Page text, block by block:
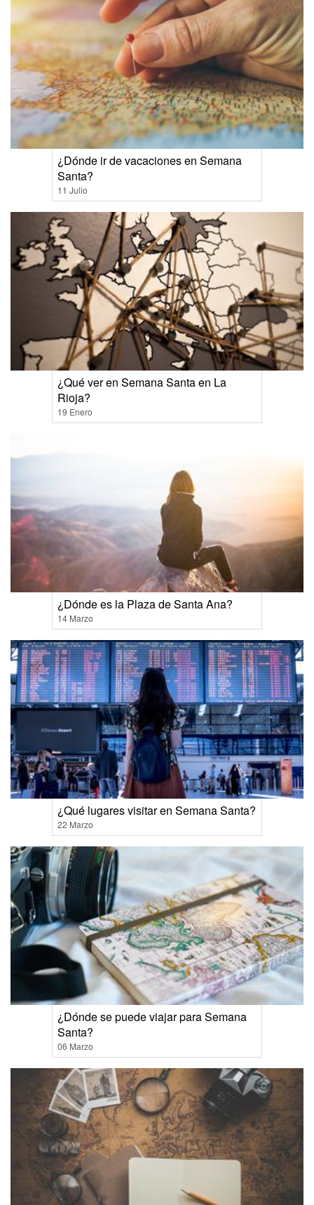
¿Dónde ir de vacaciones en Semana
Santa?
11 Julio
¿Qué ver en Semana Santa en La
Rioja?
19 Enero
¿Dónde es la Plaza de Santa Ana?
14 Marzo
¿Qué lugares visitar en Semana Santa?
22 Marzo
¿Dónde se puede viajar para Semana
Santa?
06 Marzo